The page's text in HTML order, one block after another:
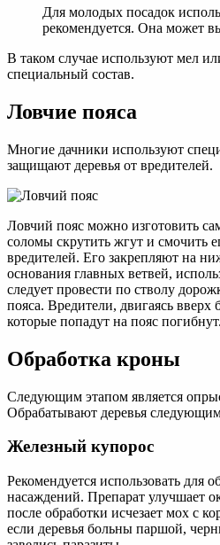
Для молодых посадок
рекомендуется. Она может
В таком случае используют мел
специальный состав.
Ловчие пояса
Многие дачники используют
защищают деревья от вредителей.
Ловчий пояс можно изготовить
соломы скрутить жгут и смочить
вредителей. Его закрепляют на
основания главных ветвей,
следует провести по стволу
пояса. Вредители, двигаясь вверх
которые попадут на пояс погибнут.
Обработка кроны
Следующим этапом является
Обрабатывают деревья
Железный купорос
Рекомендуется использовать для
насаждений. Препарат улучшает
после обработки исчезает мох с
если деревья больны паршой,